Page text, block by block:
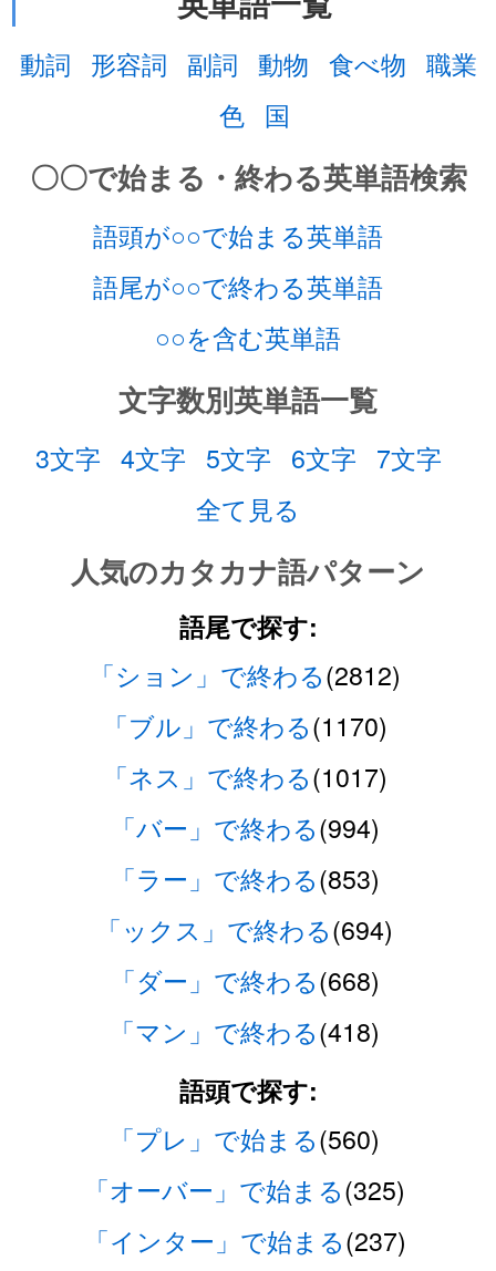
動詞 形容詞 副詞 動物 食べ物 職業
色 国
〇〇で始まる・終わる英単語検索
語頭が○○で始まる英単語
語尾が○○で終わる英単語
○○を含む英単語
文字数別英単語一覧
3文字 4文字 5文字 6文字 7文字
全て見る
人気のカタカナ語パターン
語尾で探す:
「ション」で終わる(2812)
「ブル」で終わる(1170)
「ネス」で終わる(1017)
「バー」で終わる(994)
「ラー」で終わる(853)
「ックス」で終わる(694)
「ダー」で終わる(668)
「マン」で終わる(418)
語頭で探す:
「プレ」で始まる(560)
「オーバー」で始まる(325)
「インター」で始まる(237)